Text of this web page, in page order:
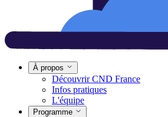
À propos
Découvrir CND France
Infos pratiques
L'équipe
Programme